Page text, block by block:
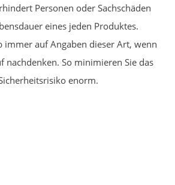
Personen oder Sachschäden
eines jeden Produktes.
immer auf Angaben dieser Art, wenn
nachdenken. So minimieren Sie das
enorm.